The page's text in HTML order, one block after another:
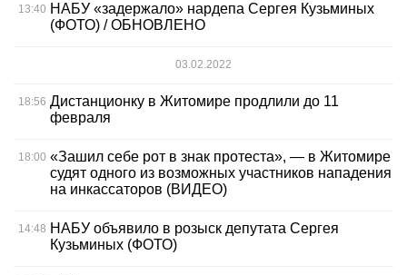
13:40 НАБУ «задержало» нардепа Сергея Кузьминых
(ФОТО) / ОБНОВЛЕНО
03.02.2022
18:56 Дистанционку в Житомире продлили до 11
февраля
18:00 «Зашил себе рот в знак протеста», — в Житомире
судят одного из возможных участников нападения
на инкассаторов (ВИДЕО)
14:48 НАБУ объявило в розыск депутата Сергея
Кузьминых (ФОТО)